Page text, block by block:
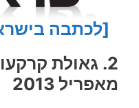
[לכתבה
מאפריל 2013